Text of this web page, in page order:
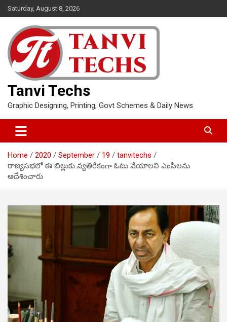
Skip
to
content
Saturday, August 8, 2026
Tanvi Techs
Graphic Designing, Printing, Govt Schemes & Daily News
Home 2020 September 19
tanvitechs
రాజ్యసభలో ఈ బిల్లుకు వ్యతిరేకంగా ఓటు వేయాలని ఎంపీలను
ఆదేశించారు